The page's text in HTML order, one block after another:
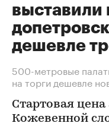
выставили
дешевле
500-метровые
на торги дешевле
Стартовая
Кожевенной